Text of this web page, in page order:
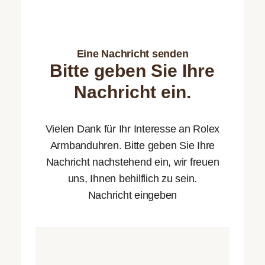
Eine Nachricht senden
Bitte geben Sie Ihre
Nachricht ein.
Vielen Dank für Ihr Interesse an Rolex
Armbanduhren. Bitte geben Sie Ihre
Nachricht nachstehend ein, wir freuen
uns, Ihnen behilflich zu sein.
Nachricht eingeben